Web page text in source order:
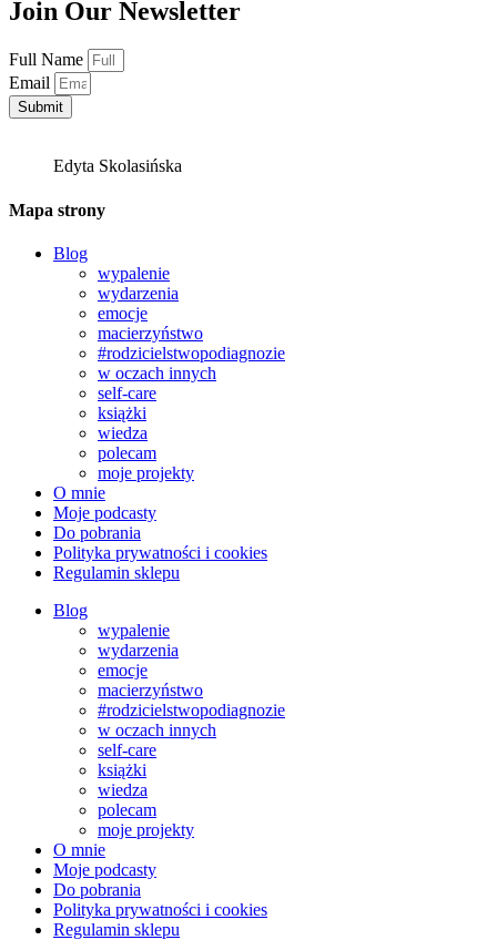
Join Our Newsletter
Full Name
Email
Submit
Edyta Skolasińska
Mapa strony
Blog
wypalenie
wydarzenia
emocje
macierzyństwo
#rodzicielstwopodiagnozie
w oczach innych
self-care
książki
wiedza
polecam
moje projekty
O mnie
Moje podcasty
Do pobrania
Polityka prywatności i cookies
Regulamin sklepu
Blog
wypalenie
wydarzenia
emocje
macierzyństwo
#rodzicielstwopodiagnozie
w oczach innych
self-care
książki
wiedza
polecam
moje projekty
O mnie
Moje podcasty
Do pobrania
Polityka prywatności i cookies
Regulamin sklepu